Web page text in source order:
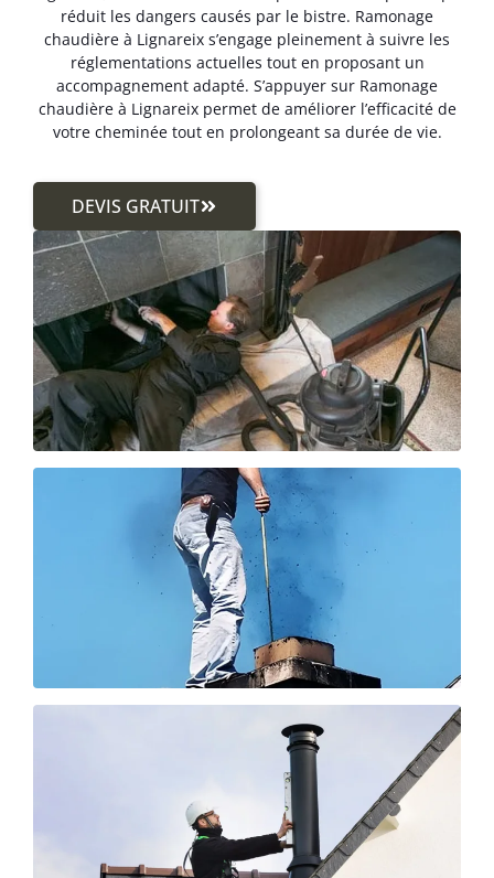
réduit les dangers causés par le bistre. Ramonage
chaudière à Lignareix s’engage pleinement à suivre les
réglementations actuelles tout en proposant un
accompagnement adapté. S’appuyer sur Ramonage
chaudière à Lignareix permet de améliorer l’efficacité de
votre cheminée tout en prolongeant sa durée de vie.
DEVIS GRATUIT